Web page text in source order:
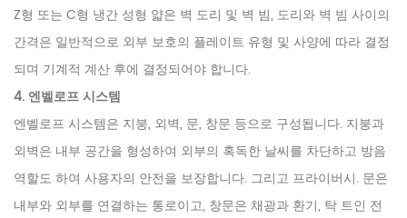
Z형 또는 C형 냉간 성형 얇은 벽 도리 및 벽 빔, 도리와 벽 빔 사이의
간격은 일반적으로 외부 보호의 플레이트 유형 및 사양에 따라 결정
되며 기계적 계산 후에 결정되어야 합니다.
4. 엔벨로프 시스템
엔벨로프 시스템은 지붕, 외벽, 문, 창문 등으로 구성됩니다. 지붕과
외벽은 내부 공간을 형성하여 외부의 혹독한 날씨를 차단하고 방음
역할도 하여 사용자의 안전을 보장합니다. 그리고 프라이버시. 문은
내부와 외부를 연결하는 통로이고, 창문은 채광과 환기, 탁 트인 전